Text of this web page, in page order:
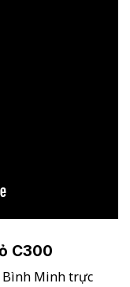
C300
Bình Minh trực